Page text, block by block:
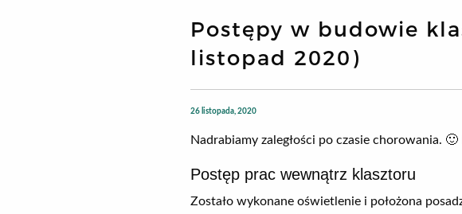
Postępy w budowie
listopad 2020)
26 listopada, 2020
Nadrabiamy zaległości po czasie chorowania.
Postęp prac wewnątrz klasztoru
Zostało wykonane oświetlenie i położona